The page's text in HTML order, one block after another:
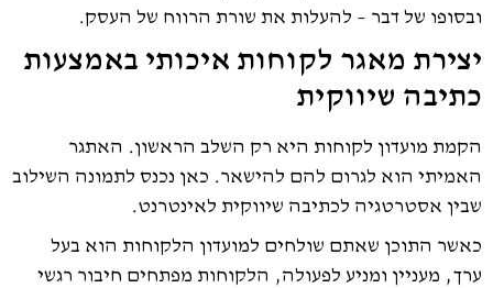
ובסופו של דבר – להעלות את שורת הרווח של העסק.
יצירת מאגר לקוחות איכותי באמצעות
כתיבה שיווקית
הקמת מועדון לקוחות היא רק השלב הראשון. האתגר
האמיתי הוא לגרום להם להישאר. כאן נכנס לתמונה השילוב
שבין אסטרטגיה לכתיבה שיווקית לאינטרנט.
כאשר התוכן שאתם שולחים למועדון הלקוחות הוא בעל
ערך, מעניין ומניע לפעולה, הלקוחות מפתחים חיבור רגשי